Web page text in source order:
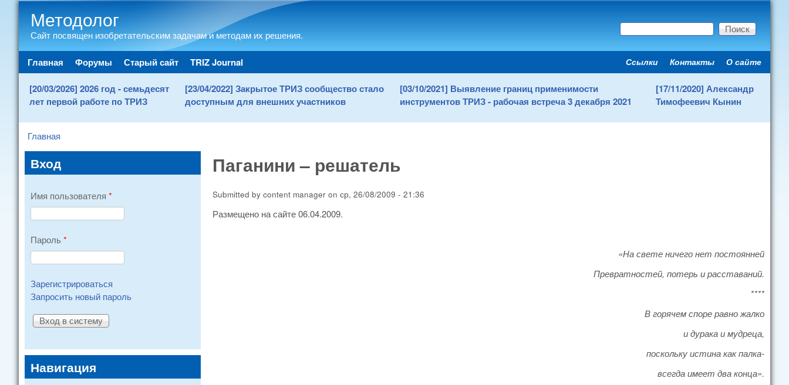
Методолог
Сайт посвящен изобретательским задачам и методам их решения. Форма поиска
Поиск
Main menu
Главная Форумы Старый сайт TRIZ Journal Secondary menu
Ссылки Контакты О сайте
[20/03/2026] 2026 год - семьдесят
лет первой работе по ТРИЗ
[23/04/2022] Закрытое ТРИЗ сообщество стало
доступным для внешних участников
[03/10/2021] Выявление границ применимости
инструментов ТРИЗ - рабочая встреча 3 декабря 2021
[17/11/2020] Александр
Тимофеевич Кынин
You are here
Главная
Паганини – решатель
Submitted by content manager on ср, 26/08/2009 - 21:36
Размещено на сайте 06.04.2009.
«На свете ничего нет постоянней
Превратностей, потерь и расставаний.
****
В горячем споре равно жалко
и дурака и мудреца,
поскольку истина как палка-
всегда имеет два конца».
Вход
Имя пользователя *
Пароль *
Зарегистрироваться
Запросить новый пароль
Навигация